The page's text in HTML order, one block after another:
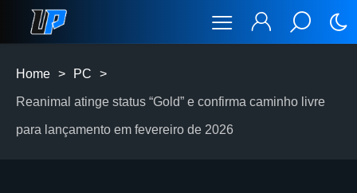
Home > PC >
Reanimal atinge status “Gold” e confirma caminho livre
para lançamento em fevereiro de 2026